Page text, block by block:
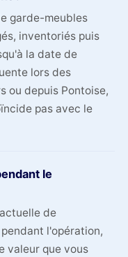
garde-meubles
inventoriés puis
la date de
lors des
ou depuis Pontoise,
pas avec le
le
de
l'opération,
valeur que vous